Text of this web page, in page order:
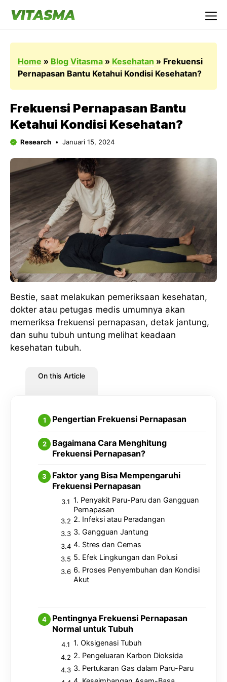
Home » Blog Vitasma » Kesehatan » Frekuensi
Pernapasan Bantu Ketahui Kondisi Kesehatan?
Frekuensi Pernapasan Bantu
Ketahui Kondisi Kesehatan?
Research Januari 15, 2024
Bestie, saat melakukan pemeriksaan kesehatan,
dokter atau petugas medis umumnya akan
memeriksa frekuensi pernapasan, detak jantung,
dan suhu tubuh untung melihat keadaan
kesehatan tubuh.
On this Article
Pengertian Frekuensi Pernapasan
Bagaimana Cara Menghitung
Frekuensi Pernapasan?
Faktor yang Bisa Mempengaruhi
Frekuensi Pernapasan
1. Penyakit Paru-Paru dan Gangguan
Pernapasan
2. Infeksi atau Peradangan
3. Gangguan Jantung
4. Stres dan Cemas
5. Efek Lingkungan dan Polusi
6. Proses Penyembuhan dan Kondisi
Akut
Pentingnya Frekuensi Pernapasan
Normal untuk Tubuh
1. Oksigenasi Tubuh
2. Pengeluaran Karbon Dioksida
3. Pertukaran Gas dalam Paru-Paru